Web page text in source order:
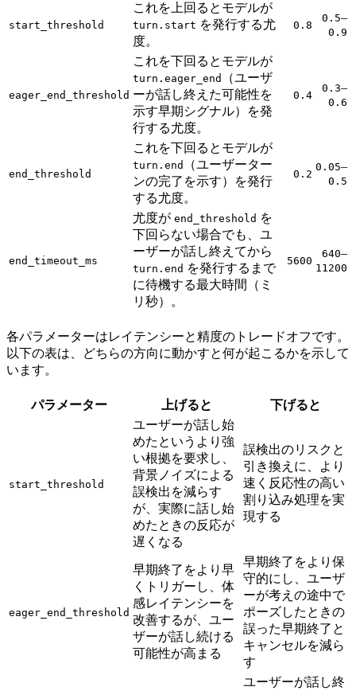
start_threshold
これを上回るとモデルが
turn.start を発行する尤
度。
0.8
0.5–
0.9
eager_end_threshold
これを下回るとモデルが
turn.eager_end
（ユーザ
ーが話し終えた可能性を
示す早期シグナル）を発
行する尤度。
0.4
0.3–
0.6
end_threshold
これを下回るとモデルが
turn.end
（ユーザーター
ンの完了を示す）を発行
する尤度。
0.2
0.05–
0.5
end_timeout_ms
尤度が end_threshold を
下回らない場合でも、ユ
ーザーが話し終えてから
turn.end を発行するまで
に待機する最大時間（ミ
リ秒）。
5600
640–
11200
各パラメーターはレイテンシーと精度のトレードオフです。
以下の表は、どちらの方向に動かすと何が起こるかを示して
います。
パラメーター 上げると 下げると
start_threshold
ユーザーが話し始
めたというより強
い根拠を要求し、
背景ノイズによる
誤検出を減らす
が、実際に話し始
めたときの反応が
遅くなる
誤検出のリスクと
引き換えに、より
速く反応性の高い
割り込み処理を実
現する
eager_end_threshold
早期終了をより早
くトリガーし、体
感レイテンシーを
改善するが、ユー
ザーが話し続ける
可能性が高まる
早期終了をより保
守的にし、ユーザ
ーが考えの途中で
ポーズしたときの
誤った早期終了と
キャンセルを減ら
す
ユーザーが話し終